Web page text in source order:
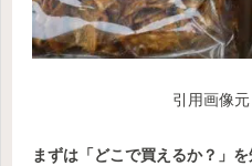
引用画像元
まずは「どこで買えるか？」